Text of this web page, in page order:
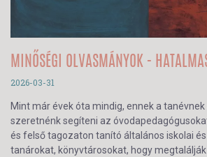
MINŐSÉGI OLVASMÁNYOK -
2026-03-31
Mint már évek óta mindig, ennek a tanévnek
szeretnénk segíteni az
és felső tagozaton tanító általános iskolai
tanárokat, könyvtárosokat, hogy